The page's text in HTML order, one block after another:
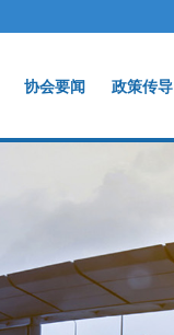
协会要闻 政策传导